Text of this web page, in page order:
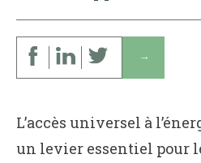
↓
L’accès universel à
un levier essentiel pour